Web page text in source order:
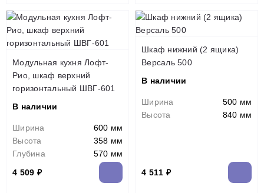
Модульная кухня Лофт-
Рио, шкаф верхний
горизонтальный ШВГ-601
В наличии
Ширина
600 мм
Высота
358 мм
Глубина
570 мм
4 509 ₽
Шкаф нижний (2 ящика)
Версаль 500
В наличии
Ширина
500 мм
Высота
840 мм
4 511 ₽